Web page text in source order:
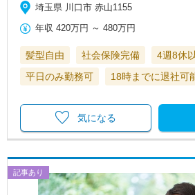
埼玉県 川口市 赤山1155
年収 420万円 ～480万円
髪型自由 社会保険完備 4週8休
平日のみ勤務可
18時までに退社可
気になる
記事あり